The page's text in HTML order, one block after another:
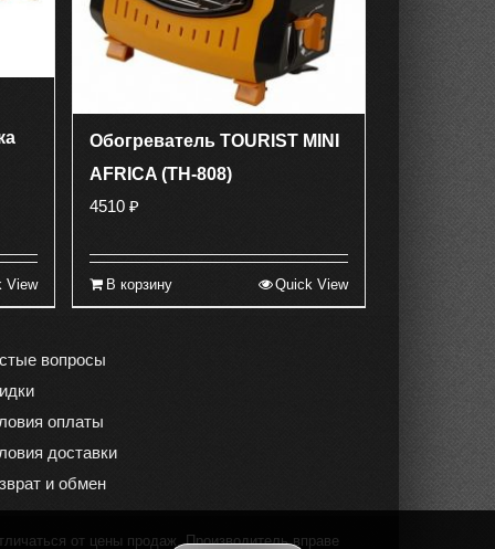
View
Обогреватель TOURIST MINI
AFRICA (TH-808)
4510 ₽
В корзину Quick View
вопросы
оплаты
доставки
и обмен
от цены продаж. Производитель вправе